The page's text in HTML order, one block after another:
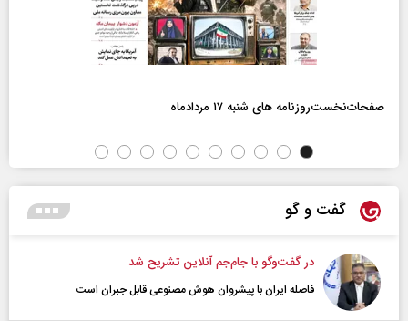
صفحات‌نخست‌روزنامه ها‌ی شنبه ۱۷ مردادماه
گفت و گو
در گفت‌و‌گو با جام‌جم آنلاین تشریح شد
فاصله ایران با پیشرو‌ان هوش مصنوعی قابل جبران است